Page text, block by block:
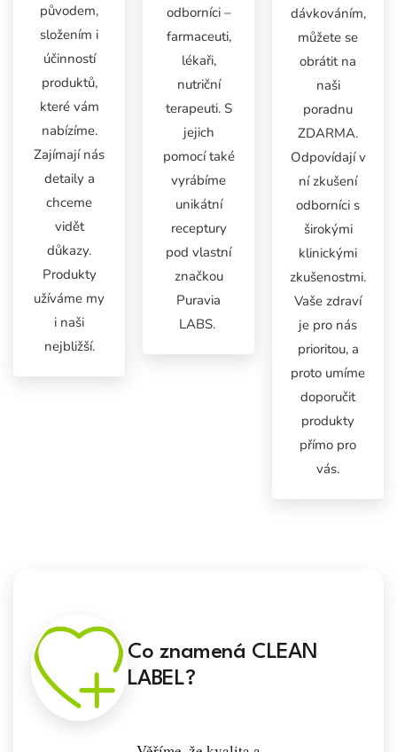
původem,
složením i
účinností
produktů,
které vám
nabízíme.
Zajímají nás
detaily a
chceme
vidět
důkazy.
Produkty
užíváme my
i naši
nejbližší.
odborníci –
farmaceuti,
lékaři,
nutriční
terapeuti. S
jejich
pomocí také
vyrábíme
unikátní
receptury
pod vlastní
značkou
Puravia
LABS.
dávkováním,
můžete se
obrátit na
naši
poradnu
ZDARMA.
Odpovídají v
ní zkušení
odborníci s
širokými
klinickými
zkušenostmi.
Vaše zdraví
je pro nás
prioritou, a
proto umíme
doporučit
produkty
přímo pro
vás.
Co znamená CLEAN
LABEL?